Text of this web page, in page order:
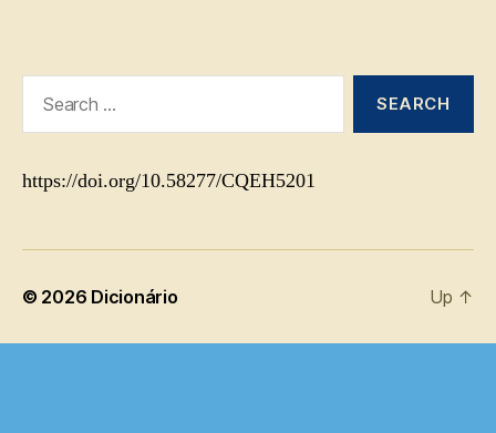
https://doi.org/10.58277/CQEH5201
© 2026 Dicionário Up ↑